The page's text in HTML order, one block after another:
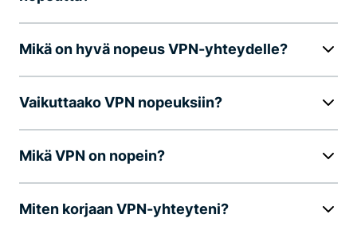
Mikä on hyvä nopeus VPN-yhteydelle?
Vaikuttaako VPN nopeuksiin?
Mikä VPN on nopein?
Miten korjaan VPN-yhteyteni?